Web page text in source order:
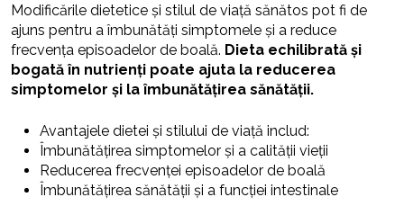
Modificările dietetice și stilul de viață sănătos pot fi de
ajuns pentru a îmbunătăți simptomele și a reduce
frecvența episoadelor de boală. Dieta echilibrată și
bogată în nutrienți poate ajuta la reducerea
simptomelor și la îmbunătățirea sănătății.
Avantajele dietei și stilului de viață includ:
Îmbunătățirea simptomelor și a calității vieții
Reducerea frecvenței episoadelor de boală
Îmbunătățirea sănătății și a funcției intestinale